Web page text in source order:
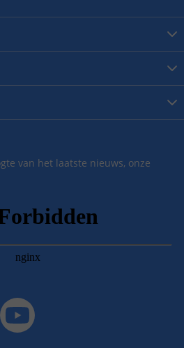
van het laatste nieuws, onze